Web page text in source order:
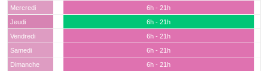
Mercredi
6h - 21h
Jeudi
6h - 21h
Vendredi
6h - 21h
Samedi
6h - 21h
Dimanche
6h - 21h